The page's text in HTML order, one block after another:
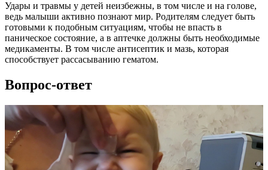
Удары и травмы у детей неизбежны, в том числе и на голове,
ведь малыши активно познают мир. Родителям следует быть
готовыми к подобным ситуациям, чтобы не впасть в
паническое состояние, а в аптечке должны быть необходимые
медикаменты. В том числе антисептик и мазь, которая
способствует рассасыванию гематом.
Вопрос-ответ